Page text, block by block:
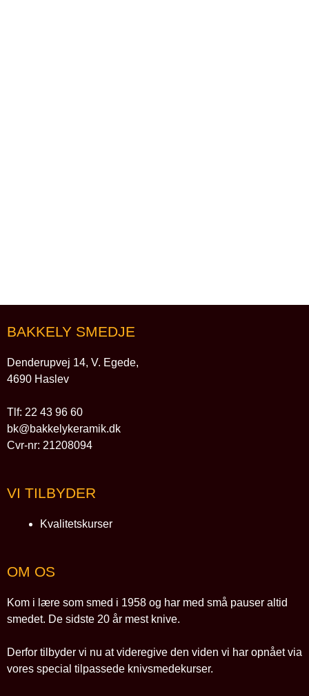
BAKKELY SMEDJE
Denderupvej 14, V. Egede,
4690 Haslev
Tlf: 22 43 96 60
bk@bakkelykeramik.dk
Cvr-nr: 21208094
VI TILBYDER
Kvalitetskurser
OM OS
Kom i lære som smed i 1958 og har med små pauser altid
smedet. De sidste 20 år mest knive.
Derfor tilbyder vi nu at videregive den viden vi har opnået via
vores special tilpassede knivsmedekurser.